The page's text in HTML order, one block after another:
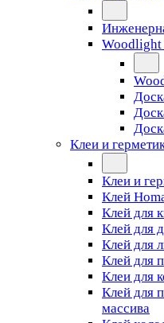
Woodlight
Клеи и
Клеи и
Клей
Клей для
Клей для
Клей для
Клей для
Клеи для
Клей для
массива